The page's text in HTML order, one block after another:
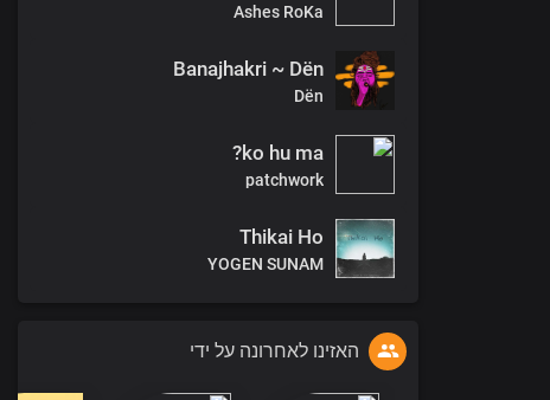
Ashes RoKa
Banajhakri ~ Dën
Dën
ko hu ma?
patchwork
Thikai Ho
YOGEN SUNAM
האזינו לאחרונה על ידי